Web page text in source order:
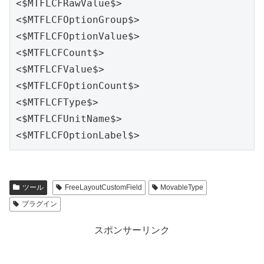
<$MTFLCFRawValue$>
<$MTFLCFOptionGroup$>
<$MTFLCFOptionValue$>
<$MTFLCFCount$>
<$MTFLCFValue$>
<$MTFLCFOptionCount$>
<$MTFLCFType$>
<$MTFLCFUnitName$>
<$MTFLCFOptionLabel$>
ツール FreeLayoutCustomField
MovableType
プラグイン
スポンサーリンク